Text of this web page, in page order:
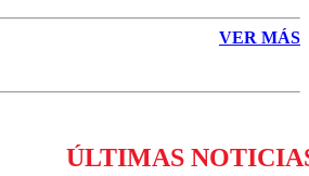
VER MÁS
ÚLTIMAS